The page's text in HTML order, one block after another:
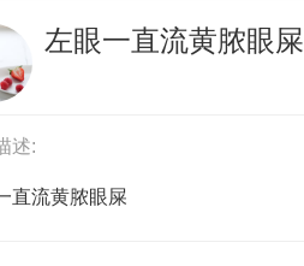
左眼一直流黄脓眼屎
述:
直流黄脓眼屎